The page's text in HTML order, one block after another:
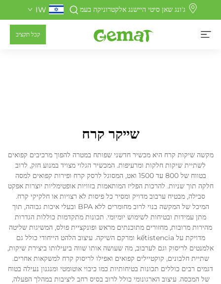
ג'ונג שאן סיטי היישנג אלקטרוניקה בעמ IW
קבל תקציב
שייקר קרח
מקשה שיקות קרח היא מכשיר חדשני שפותח במטרה להפוך מרכיבים קפואים
לשתיית שיקות חלקות ומרעיפות. המכשיר הגלוי מצויד במנוע חזק, לרוב
בטווח של 800 עד 1500 ואט, המסוגל לרסק קרח ופירות קפואים למסה
חלקה תוך שניות. להרכות הפליז המותאמות בזוויות אופטימליות יוצרות אפקט
סבילה, מבטיח ערבוב מדויק ומסיר כל פיסות לא רצויות או חלקיקי קרח.
המיכל של המקשה בנוי לרוב מחומרים ללא BPA ובעלי איכות גבוהה, תוך
מתן עמידות ובטיחות לשימוש יומיומי. תכונות מתקדמות כוללות הגדרות
מהירות מרובות, מחזורים מתוכנתים מראש ופונקציית פולס, המשיגות שליטה
מדויקת על kếtistencia ומרקם השיקה. עיצוב הלהט הייחודי כולל גם
אלמנטים לריסוק וגם לערבוב, מה שעושה אותו שווה ביעילותו ביצירת שיקות,
שתיית חלבונים, קוקטיילים קפואים ואפילו לריסוק קרח למשקאות אחרים.
דגמים רבים כוללים תכונות בטיחותיות כמו כיבוי אוטומטי ומנגנון נעילה בטוח
של המכסה. עיצוב הארגונומי כולל לרוב בסיס רחב ליציבות במהלך הפעלה,